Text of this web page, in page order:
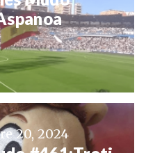
20, 2024